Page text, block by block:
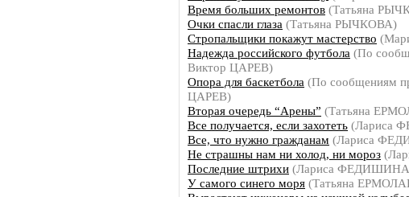
Время больших ремонтов (Татьяна
Очки спасли глаза (Татьяна РЫЧКОВА)
Стропальщики покажут мастерство
Надежда российского футбола (По
Виктор ЦАРЕВ)
Опора для баскетбола (По сообщениям
ЦАРЕВ)
Вторая очередь “Арены” (Татьяна
Все получается, если захотеть (Лариса
Все, что нужно гражданам (Лариса
Не страшны нам ни холод, ни мороз
Последние штрихи (Лариса
У самого синего моря (Татьяна